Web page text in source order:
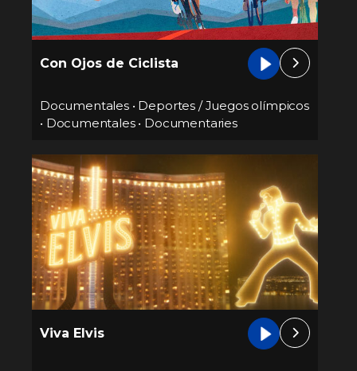
Con Ojos de Ciclista
Documentales• Deportes / Juegos olímpicos
• Documentales• Documentaries
Viva Elvis